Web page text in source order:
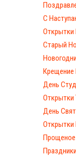
С
Открытки
Старый
Крещение
День
Открытки
День
Открытки
Прощеное